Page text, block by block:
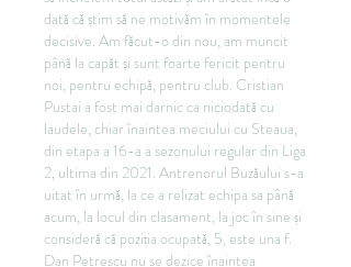
dată că știm să ne motivăm în momentele
decisive. Am făcut-o din nou, am muncit
până la capăt și sunt foarte fericit pentru
noi, pentru echipă, pentru club. Cristian
Pustai a fost mai darnic ca niciodată cu
laudele, chiar înaintea meciului cu Steaua,
din etapa a 16-a a sezonului regular din Liga
2, ultima din 2021. Antrenorul Buzăului s-a
uitat în urmă, la ce a relizat echipa sa până
acum, la locul din clasament, la joc în sine și
consideră că poziția ocupată, 5, este una f.
Dan Petrescu nu se dezice înaintea